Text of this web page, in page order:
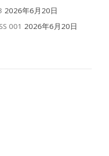
2026年6月20日
001 2026年6月20日